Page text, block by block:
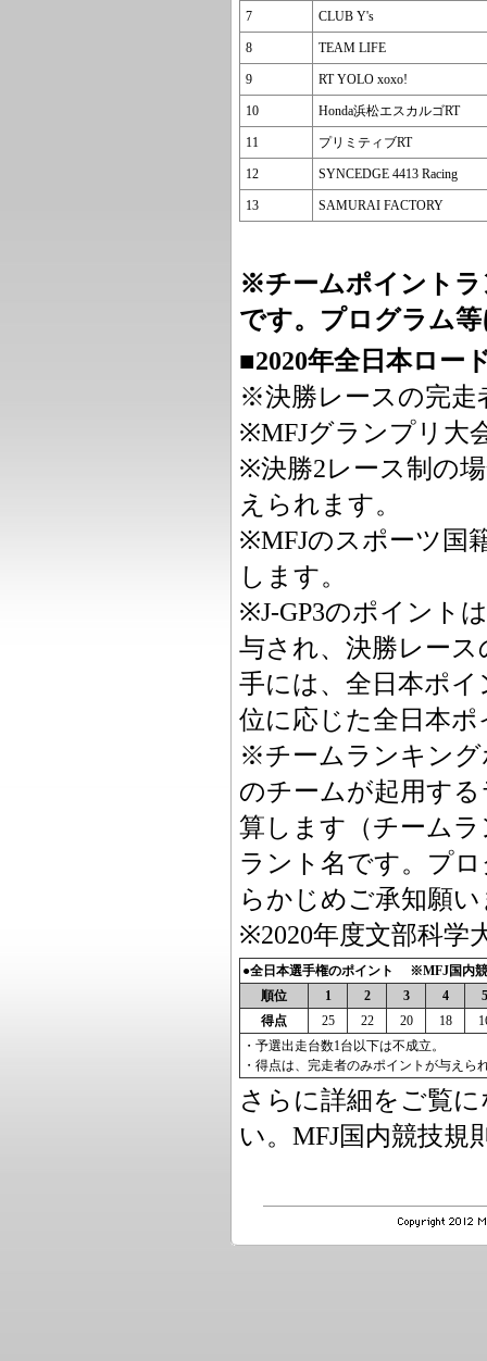
7 CLUB Y's
8 TEAM LIFE
9 RT YOLO xoxo!
10 Honda浜松エスカルゴRT
11 プリミティブRT
12 SYNCEDGE 4413 Racing
13 SAMURAI FACTORY
※チームポイントラ
です。プログラム
■2020年全日本ロー
※決勝レースの完走
※MFJグランプリ大
※決勝2レース制の
えられます。
※MFJのスポーツ国
します。
※J-GP3のポイント
与され、決勝レー
手には、全日本ポ
位に応じた全日本
※チームランキング
のチームが起用す
算します（チーム
ラント名です。プ
らかじめご承知願
※2020年度文部科学
●全日本選手権のポイント ※MFJ国内
順位
1 2 3 4
5
得点
25 22 20 18
・予選出走台数1台以下は不成立。
・得点は、完走者のみポイントが与えら
さらに詳細をご覧
い。MFJ国内競技規